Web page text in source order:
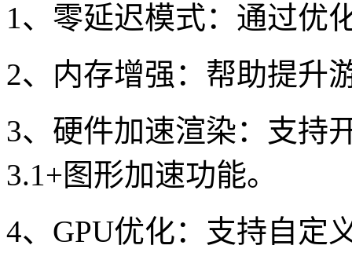
1、零延迟模式：通过优
2、内存增强：帮助提升
3、硬件加速渲染：支持
3.1+图形加速功能。
4、GPU优化：支持自定